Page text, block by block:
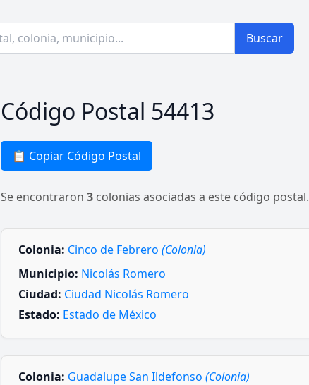
Buscar
Código Postal 54413
📋 Copiar Código Postal
Se encontraron 3 colonias asociadas a este código postal.
Colonia: Cinco de Febrero (Colonia)
Municipio: Nicolás Romero
Ciudad: Ciudad Nicolás Romero
Estado: Estado de México
Colonia: Guadalupe San Ildefonso (Colonia)